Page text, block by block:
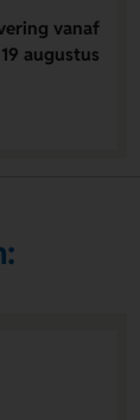
vanaf
19 augustus